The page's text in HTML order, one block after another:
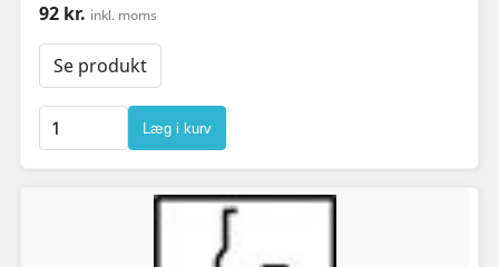
92 kr. inkl. moms
Se produkt
Læg i kurv